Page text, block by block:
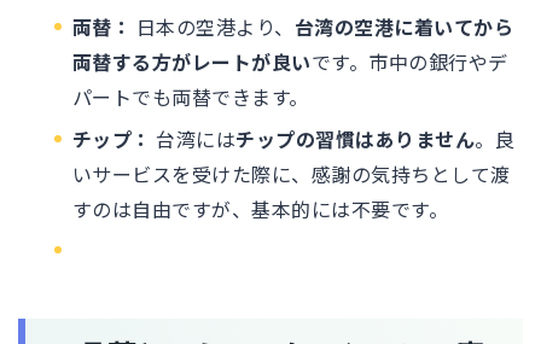
両替：
日本の空港より、 台湾の空港に着いてから
両替する方がレートが良いです。市中の銀行やデ
パートでも両替できます。
チップ： 台湾にはチップの習慣はありません。良
いサービスを受けた際に、感謝の気持ちとして渡
すのは自由ですが、基本的には不要です。